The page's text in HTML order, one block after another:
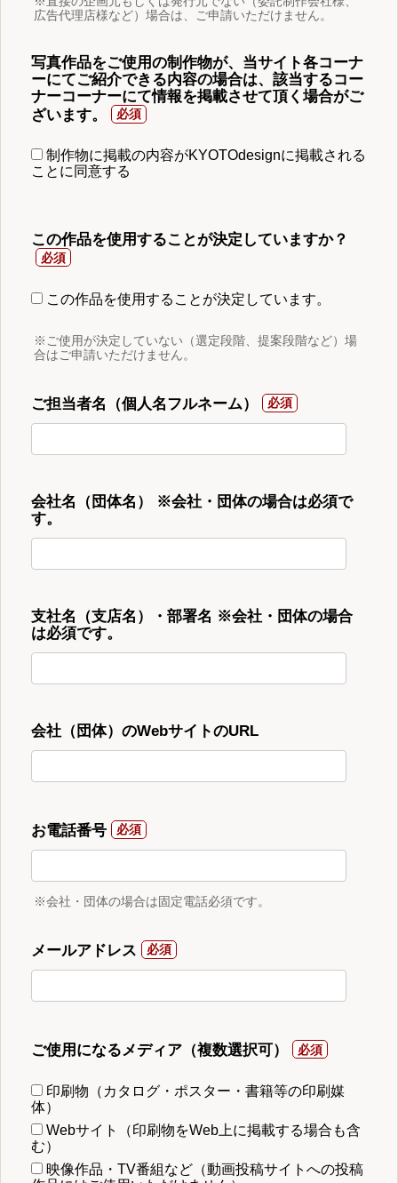
広告代理店様など）場合は、ご申請いただけません。
写真作品をご使用の制作物が、当サイト各コーナ
ーにてご紹介できる内容の場合は、該当するコー
ナーコーナーにて情報を掲載させて頂く場合がご
ざいます。
制作物に掲載の内容がKYOTOdesignに掲載される
ことに同意する
この作品を使用することが決定していますか？
この作品を使用することが決定しています。
※ご使用が決定していない（選定段階、提案段階など）場
合はご申請いただけません。
ご担当者名（個人名フルネーム）
会社名（団体名） ※会社・団体の場合は必須で
す。
支社名（支店名）・部署名 ※会社・団体の場合
は必須です。
会社（団体）のWebサイトのURL
お電話番号
※会社・団体の場合は固定電話必須です。
メールアドレス
ご使用になるメディア（複数選択可）
印刷物（カタログ・ポスター・書籍等の印刷媒
体）
Webサイト（印刷物をWeb上に掲載する場合も含
む）
映像作品・TV番組など（動画投稿サイトへの投稿